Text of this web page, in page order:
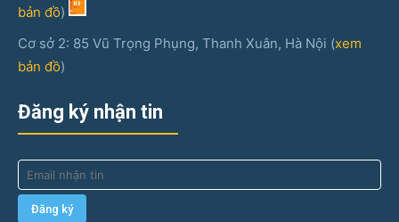
bản đồ)
Cơ sở 2: 85 Vũ Trọng Phụng, Thanh Xuân, Hà Nội (xem
bản đồ)
Đăng ký nhận tin